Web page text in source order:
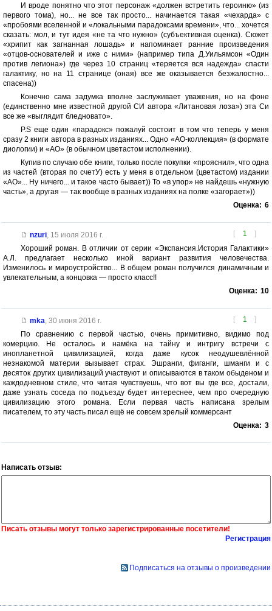
И вроде понятно что этот персонаж «должен встретить героиню» (из
первого тома), но... не все так просто... начинается такая «чехарда» с
«пробоями вселенной и «локальными парадоксами времени», что... хочется
сказать: мол, и тут идея «не та что нужно» (субъективная оценка). Сюжет
«хрипит как загнанная лошадь» и напоминает ранние произведения
«отцов-основателей и иже с ними» (например типа Д.Уильямсон «Один
против легиона») где через 10 страниц «теряется вся надежда» спасти
галактику, но на 11 странице (оная) все же оказывается безжалостно...
спасена))
Конечно сама задумка вполне заслуживает уважения, но на фоне
(единственно мне известной другой СИ автора «Литановая лоза») эта Си
все же «выглядит бледновато».
P.S еще один «парадокс» пожалуй состоит в том что теперь у меня
сразу 2 книги автора в разных изданиях... Одно «АО-коллекция» (в формате
диологии) и «АО» (в обычном цветастом исполнении).
Купив по случаю обе книги, только после покупки «прояснил», что одна
из частей (вторая по счетУ) есть у меня в отдельном (цветастом) издании
«АО»... Ну ничего... и такое часто бывает)) То «в упор» не найдешь «нужную
часть», а другая — так вообще в разных изданиях на полке «загорает»))
Оценка: 6
[ 1 ]
nzuri, 15 июля 2016 г.
Хороший роман. В отличии от серии «Экспансия.История Галактики»
А.Л. предлагает несколько иной вариант развития человечества.
Изменилось и мироустройство... В общем роман получился динамичным и
увлекательным, а концовка — просто класс!!
Оценка: 10
[ 1 ]
mka 30 июня 2016 г.
По сравнению с первой частью, очень примитивно, видимо под
комерцию. Не осталось и намёка на тайну и интригу встречи с
инопланетной цивилизацией, когда даже кусок неодушевлённой
незнакомой материи вызывает страх. Эшранги, фиганги, шманги и с
десяток других цивилизаций участвуют и описываются в таком обыденом и
каждодневном стиле, что читая чувствуешь, что вот вы где все, достали,
даже узнать соседа по подъезду будет интереснее, чем про очередную
цивилизацию этого романа. Если первая часть написана зрелым
писателем, то эту часть писал ещё не совсем зрелый коммерсант
Оценка: 3
Написать отзыв:
Писать отзывы могут только зарегистрированные посетители!
Регистрация
Подписаться на отзывы о произведении